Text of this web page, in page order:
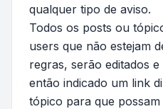
qualquer tipo de aviso.
Todos os posts ou
users que não estejam
regras, serão editados
então indicado um link
tópico para que